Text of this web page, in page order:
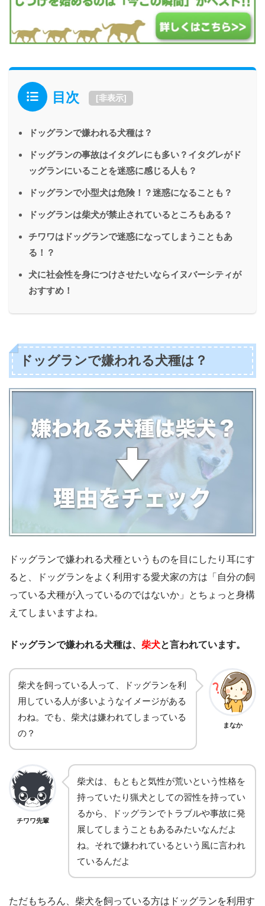
目次 [非表示]
ドッグランで嫌われる犬種は？
ドッグランの事故はイタグレにも多い？イタグレがド
ッグランにいることを迷惑に感じる人も？
ドッグランで小型犬は危険！？迷惑になることも？
ドッグランは柴犬が禁止されているところもある？
チワワはドッグランで迷惑になってしまうこともあ
る！？
犬に社会性を身につけさせたいならイヌバーシティが
おすすめ！
ドッグランで嫌われる犬種は？
ドッグランで嫌われる犬種というものを目にしたり耳にす
ると、ドッグランをよく利用する愛犬家の方は「自分の飼
っている犬種が入っているのではないか」とちょっと身構
えてしまいますよね。
ドッグランで嫌われる犬種は、 柴犬と言われています。
柴犬を飼っている人って、ドッグランを利
用している人が多いようなイメージがある
わね。でも、柴犬は嫌われてしまっている
の？
まなか
チワワ先輩
柴犬は、もともと気性が荒いという性格を
持っていたり猟犬としての習性を持ってい
るから、ドッグランでトラブルや事故に発
展してしまうこともあるみたいなんだよ
ね。それで嫌われているという風に言われ
ているんだよ
ただもちろん、柴犬を飼っている方はドッグランを利用す